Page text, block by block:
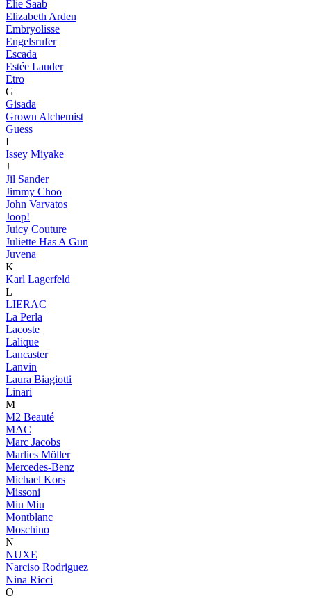
Elie Saab
Elizabeth Arden
Embryolisse
Engelsrufer
Escada
Estée Lauder
Etro
G
Gisada
Grown Alchemist
Guess
I
Issey Miyake
J
Jil Sander
Jimmy Choo
John Varvatos
Joop!
Juicy Couture
Juliette Has A Gun
Juvena
K
Karl Lagerfeld
L
LIERAC
La Perla
Lacoste
Lalique
Lancaster
Lanvin
Laura Biagiotti
Linari
M
M2 Beauté
MAC
Marc Jacobs
Marlies Möller
Mercedes-Benz
Michael Kors
Missoni
Miu Miu
Montblanc
Moschino
N
NUXE
Narciso Rodriguez
Nina Ricci
O